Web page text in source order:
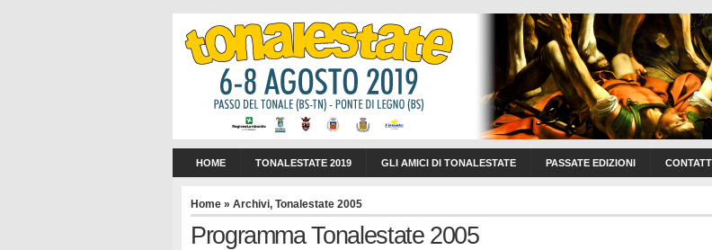
HOME TONALESTATE 2019 GLI AMICI DI TONALESTATE PASSATE EDIZIONI
Home » Archivi, Tonalestate 2005
Programma Tonalestate 2005